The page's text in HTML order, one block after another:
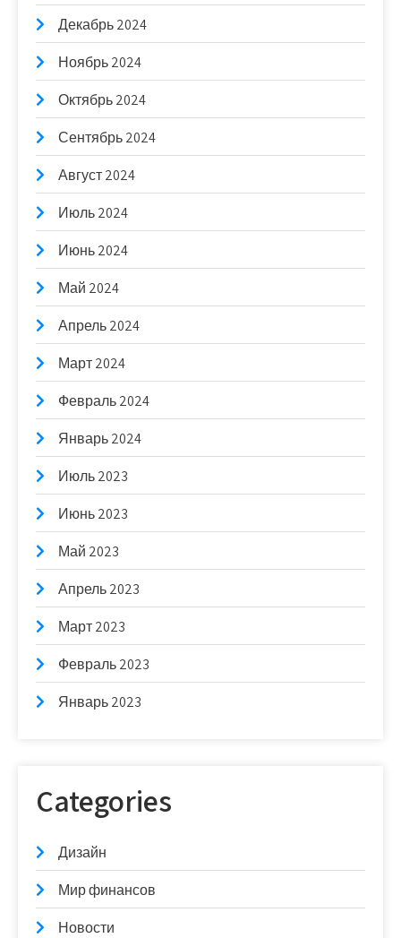
Декабрь 2024
Ноябрь 2024
Октябрь 2024
Сентябрь 2024
Август 2024
Июль 2024
Июнь 2024
Май 2024
Апрель 2024
Март 2024
Февраль 2024
Январь 2024
Июль 2023
Июнь 2023
Май 2023
Апрель 2023
Март 2023
Февраль 2023
Январь 2023
Categories
Дизайн
Мир финансов
Новости